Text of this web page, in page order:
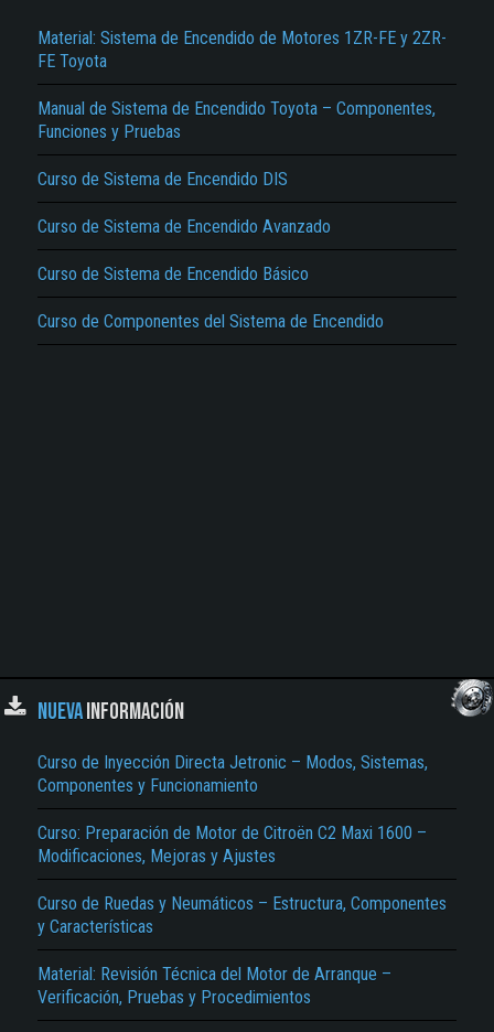
Material: Sistema de Encendido de Motores 1ZR-FE y 2ZR-
FE Toyota
Manual de Sistema de Encendido Toyota – Componentes,
Funciones y Pruebas
Curso de Sistema de Encendido DIS
Curso de Sistema de Encendido Avanzado
Curso de Sistema de Encendido Básico
Curso de Componentes del Sistema de Encendido
NUEVAINFORMACIÓN
Curso de Inyección Directa Jetronic – Modos, Sistemas,
Componentes y Funcionamiento
Curso: Preparación de Motor de Citroën C2 Maxi 1600 –
Modificaciones, Mejoras y Ajustes
Curso de Ruedas y Neumáticos – Estructura, Componentes
y Características
Material: Revisión Técnica del Motor de Arranque –
Verificación, Pruebas y Procedimientos
El Título es incorrecto según el contenido.
No carga o no se visualiza el contenido.